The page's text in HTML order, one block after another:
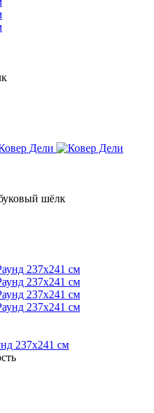
шёлк
237x241 см